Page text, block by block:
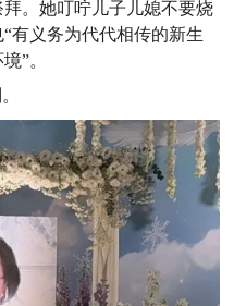
。她叮咛儿子儿媳不要烧
有义务为代代相传的新生
”。